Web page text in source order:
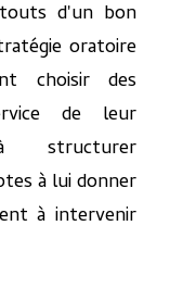
d'un bon
oratoire
choisir des
de leur
structurer
à lui donner
à intervenir